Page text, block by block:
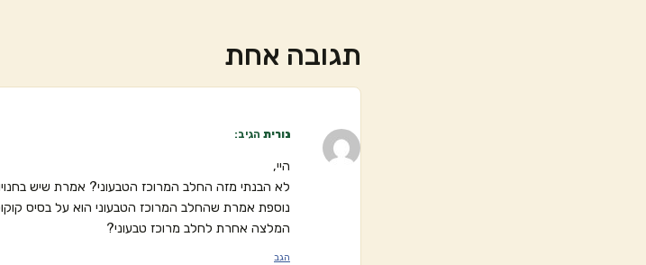
תגובה אחת
נורית הגיב:
היי,
לא הבנתי מזה החלב המרוכז הטבעוני? אמרת שיש
נוספת אמרת שהחלב המרוכז הטבעוני הוא על בסיס
המלצה אחרת לחלב מרוכז טבעוני?
הגב